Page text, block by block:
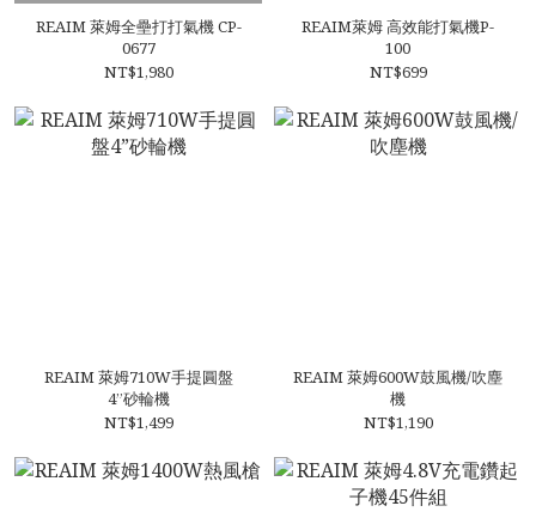
REAIM 萊姆全壘打打氣機 CP-
0677
NT$1,980
REAIM萊姆 高效能打氣機P-
100
NT$699
REAIM 萊姆710W手提圓盤
4”砂輪機
NT$1,499
REAIM 萊姆600W鼓風機/吹塵
機
NT$1,190